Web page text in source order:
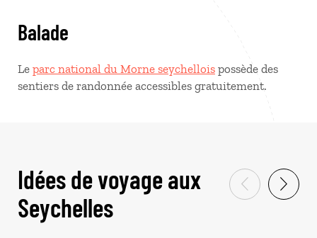
Balade
Le parc national du Morne seychellois possède des
sentiers de randonnée accessibles gratuitement.
Idées de voyage aux
Seychelles